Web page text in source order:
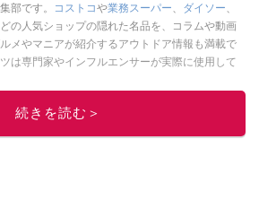
部です。
コストコや業務スーパー、 ダイソー、
の人気ショップの隠れた名品を、コラムや動画
メやマニアが紹介するアウトドア情報も満載で
は専門家やインフルエンサーが実際に使用して
続きを読む＞